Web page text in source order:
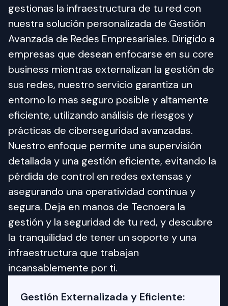
gestionas la infraestructura de tu red con
nuestra solución personalizada de Gestión
Avanzada de Redes Empresariales. Dirigido a
empresas que desean enfocarse en su core
business mientras externalizan la gestión de
sus redes, nuestro servicio garantiza un
entorno lo mas seguro posible y altamente
eficiente, utilizando análisis de riesgos y
prácticas de ciberseguridad avanzadas.
Nuestro enfoque permite una supervisión
detallada y una gestión eficiente, evitando la
pérdida de control en redes extensas y
asegurando una operatividad continua y
segura. Deja en manos de Tecnoera la
gestión y la seguridad de tu red, y descubre
la tranquilidad de tener un soporte y una
infraestructura que trabajan
incansablemente por ti.
Gestión Externalizada y Eficiente: